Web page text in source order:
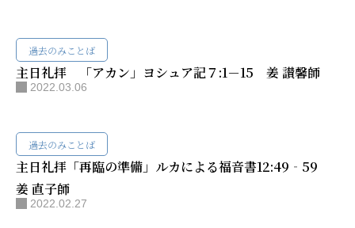
過去のみことば
主日礼拝 「アカン」ヨシュア記７:1－15 姜 讃馨師
2022.03.06
過去のみことば
主日礼拝「再臨の準備」ルカによる福音書12:49‐59
姜 直子師
2022.02.27